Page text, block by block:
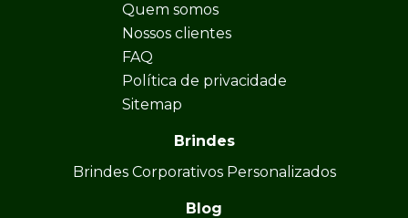
Quem somos
Nossos clientes
FAQ
Política de privacidade
Sitemap
Brindes
Brindes Corporativos Personalizados
Blog